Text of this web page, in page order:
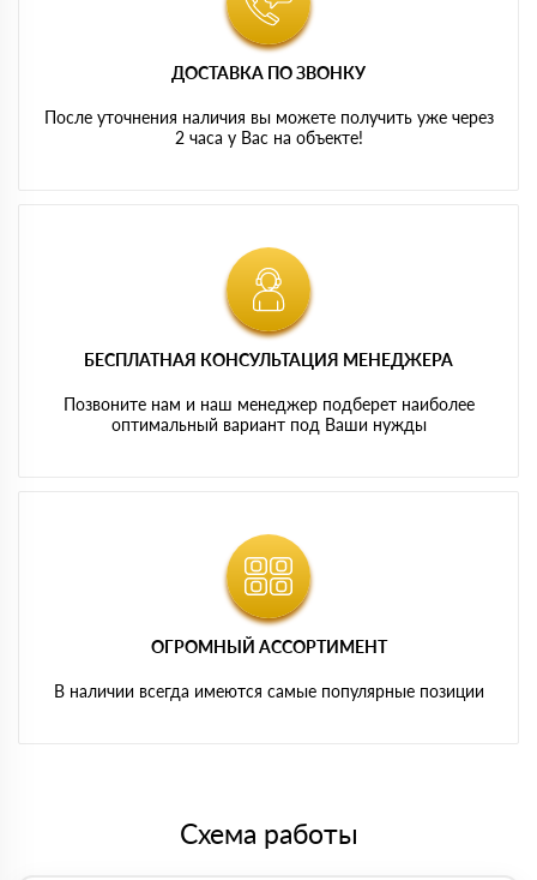
ДОСТАВКА ПО ЗВОНКУ
После уточнения наличия вы можете получить уже через
2 часа у Вас на объекте!
БЕСПЛАТНАЯ КОНСУЛЬТАЦИЯ МЕНЕДЖЕРА
Позвоните нам и наш менеджер подберет наиболее
оптимальный вариант под Ваши нужды
ОГРОМНЫЙ АССОРТИМЕНТ
В наличии всегда имеются самые популярные позиции
Схема работы